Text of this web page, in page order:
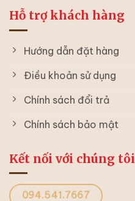
Hỗ trợ khách hàng
Hướng dẫn đặt hàng
Điều khoản sử dụng
Chính sách đổi trả
Chính sách bảo mật
Kết nối với chúng tôi
094.541.7667